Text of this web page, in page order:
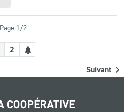
Page 1/2
2
Créer
une
Suivant